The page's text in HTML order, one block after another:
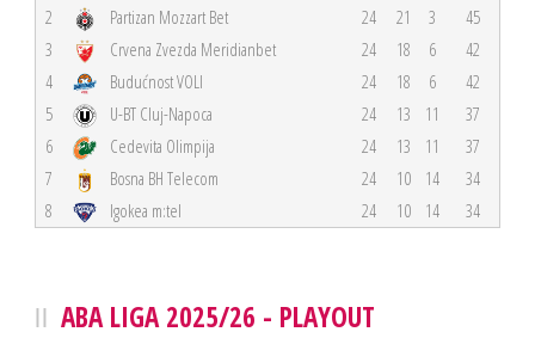
2
Partizan Mozzart Bet 24 21 3
45
3
Crvena Zvezda Meridianbet 24 18 6
42
4
Budućnost VOLI 24 18 6
42
5
U-BT Cluj-Napoca 24 13 11
37
6
Cedevita Olimpija 24 13 11
37
7
Bosna BH Telecom 24 10 14
34
8
Igokea m:tel 24 10 14 34
ABA LIGA 2025/26 - PLAYOUT